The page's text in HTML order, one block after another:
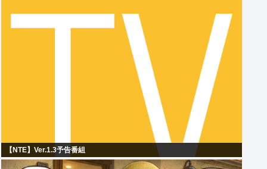
【NTE】Ver.1.3予告番組